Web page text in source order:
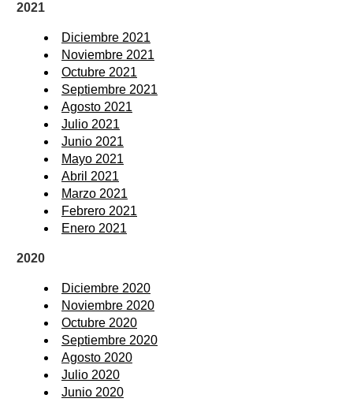
2021
Diciembre 2021
Noviembre 2021
Octubre 2021
Septiembre 2021
Agosto 2021
Julio 2021
Junio 2021
Mayo 2021
Abril 2021
Marzo 2021
Febrero 2021
Enero 2021
2020
Diciembre 2020
Noviembre 2020
Octubre 2020
Septiembre 2020
Agosto 2020
Julio 2020
Junio 2020